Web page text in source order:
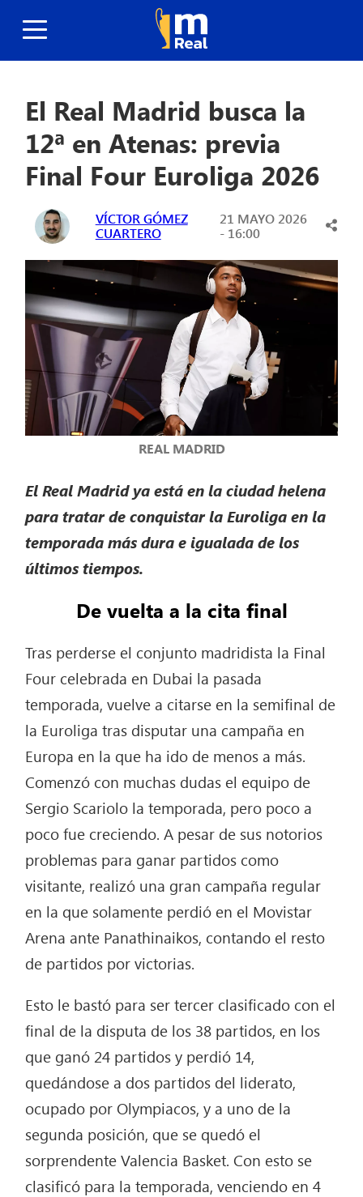
El Real Madrid busca la
12ª en Atenas: previa
Final Four Euroliga 2026
VÍCTOR GÓMEZ
CUARTERO
21 MAYO 2026
- 16:00
REAL MADRID
El Real Madrid ya está en la ciudad helena
para tratar de conquistar la Euroliga en la
temporada más dura e igualada de los
últimos tiempos.
De vuelta a la cita final
Tras perderse el conjunto madridista la Final
Four celebrada en Dubai la pasada
temporada, vuelve a citarse en la semifinal de
la Euroliga tras disputar una campaña en
Europa en la que ha ido de menos a más.
Comenzó con muchas dudas el equipo de
Sergio Scariolo la temporada, pero poco a
poco fue creciendo. A pesar de sus notorios
problemas para ganar partidos como
visitante, realizó una gran campaña regular
en la que solamente perdió en el Movistar
Arena ante Panathinaikos, contando el resto
de partidos por victorias.
Esto le bastó para ser tercer clasificado con el
final de la disputa de los 38 partidos, en los
que ganó 24 partidos y perdió 14,
quedándose a dos partidos del liderato,
ocupado por Olympiacos, y a uno de la
segunda posición, que se quedó el
sorprendente Valencia Basket. Con esto se
clasificó para la temporada, venciendo en 4